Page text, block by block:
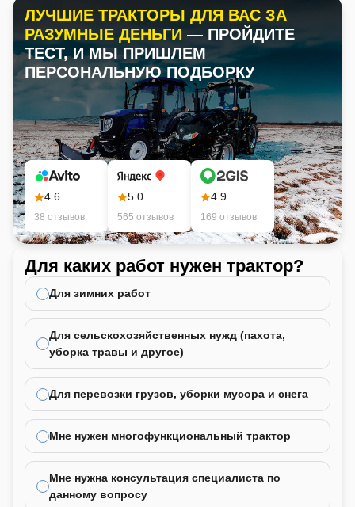
ЛУЧШИЕ ТРАКТОРЫ ДЛЯ ВАС ЗА
РАЗУМНЫЕ ДЕНЬГИ — ПРОЙДИТЕ
ТЕСТ, И МЫ ПРИШЛЕМ
ПЕРСОНАЛЬНУЮ ПОДБОРКУ
4.6
38 отзывов
5.0
565 отзывов
4.9
169 отзывов
Для каких работ нужен трактор?
Для зимних работ
Для сельскохозяйственных нужд (пахота,
уборка травы и другое)
Для перевозки грузов, уборки мусора и снега
Мне нужен многофункциональный трактор
Мне нужна консультация специалиста по
данному вопросу